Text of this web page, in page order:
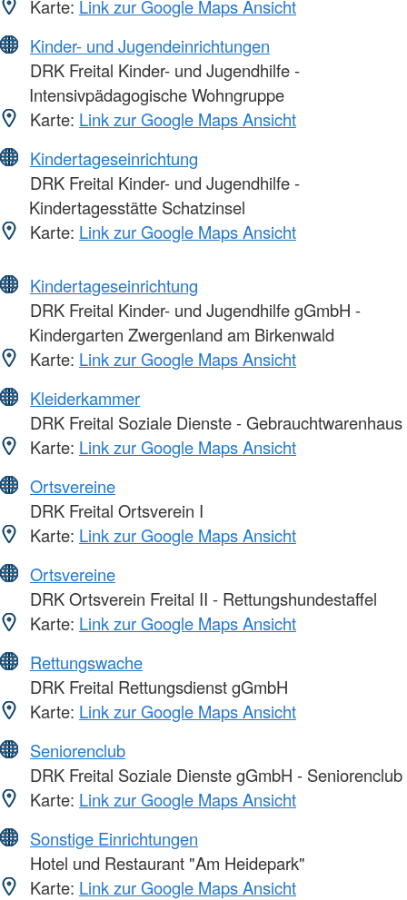
Karte: Link zur Google Maps Ansicht
Kinder- und Jugendeinrichtungen
DRK Freital Kinder- und Jugendhilfe -
Intensivpädagogische Wohngruppe
Karte: Link zur Google Maps Ansicht
Kindertageseinrichtung
DRK Freital Kinder- und Jugendhilfe -
Kindertagesstätte Schatzinsel
Karte: Link zur Google Maps Ansicht
Kindertageseinrichtung
DRK Freital Kinder- und Jugendhilfe gGmbH -
Kindergarten Zwergenland am Birkenwald
Karte: Link zur Google Maps Ansicht
Kleiderkammer
DRK Freital Soziale Dienste - Gebrauchtwarenhaus
Karte: Link zur Google Maps Ansicht
Ortsvereine
DRK Freital Ortsverein I
Karte: Link zur Google Maps Ansicht
Ortsvereine
DRK Ortsverein Freital II - Rettungshundestaffel
Karte: Link zur Google Maps Ansicht
Rettungswache
DRK Freital Rettungsdienst gGmbH
Karte: Link zur Google Maps Ansicht
Seniorenclub
DRK Freital Soziale Dienste gGmbH - Seniorenclub
Karte: Link zur Google Maps Ansicht
Sonstige Einrichtungen
Hotel und Restaurant "Am Heidepark"
Karte: Link zur Google Maps Ansicht